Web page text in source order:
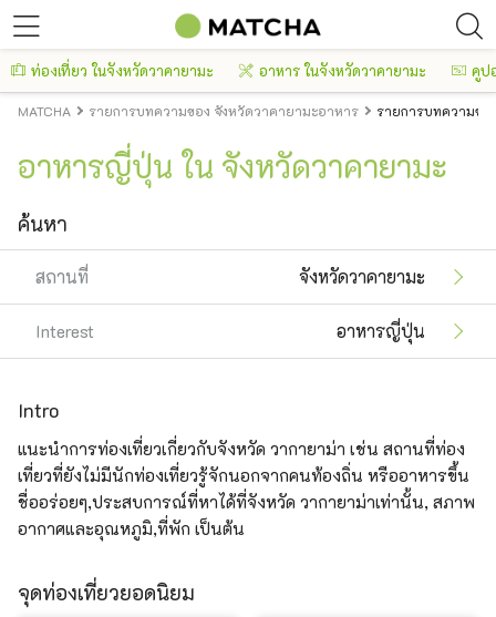
ท่องเที่ยว ในจังหวัดวาคายามะ อาหาร ในจังหวัดวาคายามะ คูป
MATCHA รายการบทความของ จังหวัดวาคายามะอาหาร รายการบทความข
อาหารญี่ปุ่น ใน จังหวัดวาคายามะ
ค้นหา
สถานที่ จังหวัดวาคายามะ
Interest อาหารญี่ปุ่น
Intro
แนะนำการท่องเที่ยวเกี่ยวกับจังหวัด วากายาม่า เช่น สถานที่ท่อง
เที่ยวที่ยังไม่มีนักท่องเที่ยวรู้จักนอกจากคนท้องถิ่น หรืออาหารขึ้น
ชื่ออร่อยๆ,ประสบการณ์ที่หาได้ที่จังหวัด วากายาม่าเท่านั้น, สภาพ
อากาศและอุณหภูมิ,ที่พัก เป็นต้น
จุดท่องเที่ยวยอดนิยม